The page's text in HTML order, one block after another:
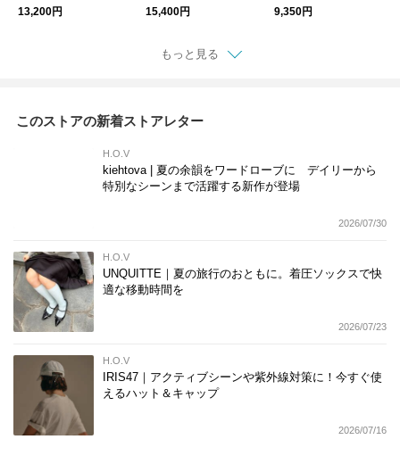
ブレスレット 天然
石 パール
13,200円
ックレス サングラス
チェーン 月モチーフ
15,400円 ャ ベロア
9,350円
もっと見る
このストアの新着ストアレター
H.O.V
kiehtova | 夏の余韻をワードローブに デイリーから
特別なシーンまで活躍する新作が登場
2026/07/30
H.O.V
UNQUITTE｜夏の旅行のおともに。着圧ソックスで快
適な移動時間を
2026/07/23
H.O.V
IRIS47｜アクティブシーンや紫外線対策に！今すぐ使
えるハット＆キャップ
2026/07/16